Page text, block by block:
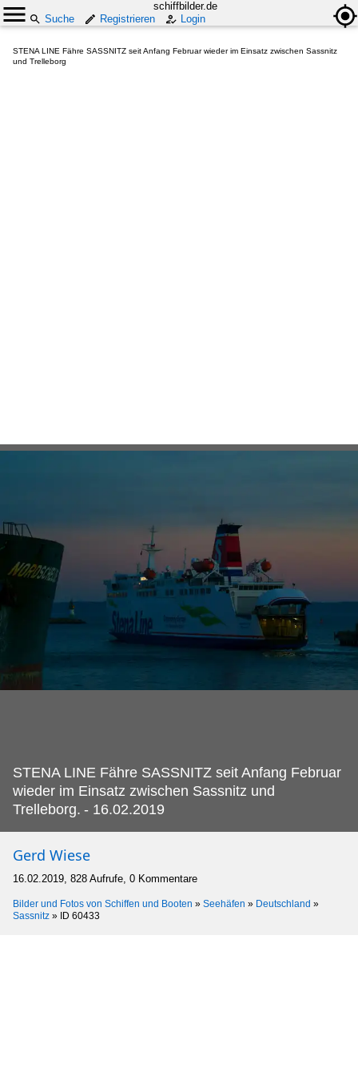
schiffbilder.de
Suche
Registrieren Login
STENA LINE Fähre SASSNITZ seit Anfang Februar wieder im Einsatz zwischen Sassnitz
und Trelleborg
STENA LINE Fähre SASSNITZ seit Anfang Februar
wieder im Einsatz zwischen Sassnitz und
Trelleborg. - 16.02.2019
Gerd Wiese
16.02.2019, 828 Aufrufe, 0 Kommentare
Bilder und Fotos von Schiffen und Booten » Seehäfen » Deutschland »
Sassnitz » ID 60433